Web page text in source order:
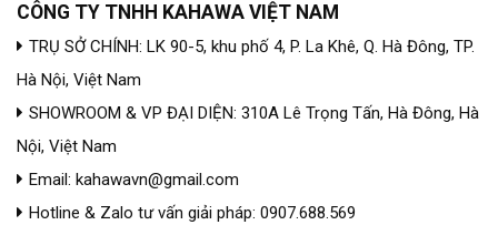
CÔNG TY TNHH KAHAWA VIỆT NAM
TRỤ SỞ CHÍNH: LK 90-5, khu phố 4, P. La Khê, Q. Hà Đông, TP.
Hà Nội, Việt Nam
SHOWROOM & VP ĐẠI DIỆN: 310A Lê Trọng Tấn, Hà Đông, Hà
Nội, Việt Nam
Email: kahawavn@gmail.com
Hotline & Zalo tư vấn giải pháp: 0907.688.569